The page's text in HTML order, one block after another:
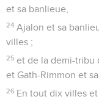
et sa banlieue,
24 Ajalon et sa
villes ;
25 et de la demi-tribu
et Gath-Rimmon et
26 En tout dix villes